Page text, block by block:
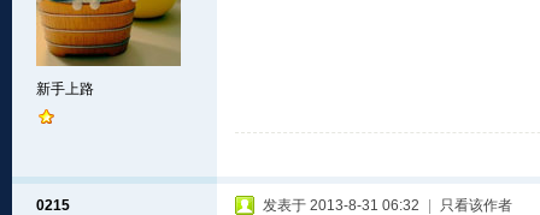
新手上路
0215 发表于 2013-8-31 06:32 只看该作者